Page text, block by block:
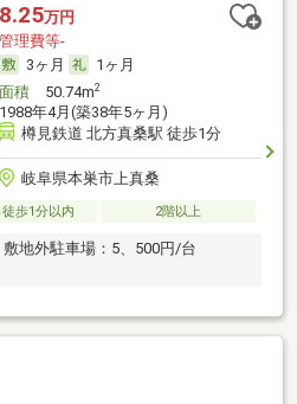
8.25万円
管理費等-
3ヶ月
1ヶ月
面積50.74m2
1988年4月(築38年5ヶ月)
樽見鉄道 北方真桑駅 徒歩1分
岐阜県本巣市上真桑
歩1分以内 2階以上
地外駐車場：5、500円/台